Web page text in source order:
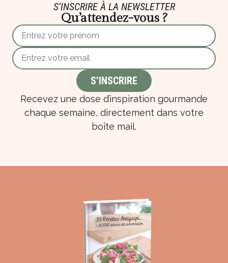
S’INSCRIRE À LA NEWSLETTER
Qu’attendez-vous ?
Recevez une dose d’inspiration gourmande
chaque semaine, directement dans votre
boîte mail.